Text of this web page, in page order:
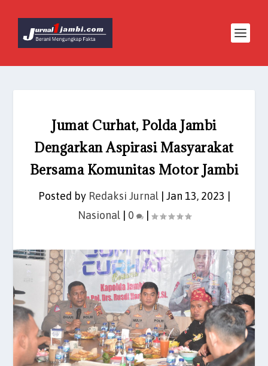
Jumat Curhat, Polda Jambi
Dengarkan Aspirasi Masyarakat
Bersama Komunitas Motor Jambi
Posted by Redaksi Jurnal| Jan 13, 2023
Nasional| 0 |